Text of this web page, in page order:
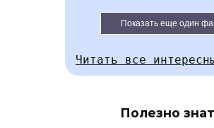
Показать еще один
Читать все
Полезно